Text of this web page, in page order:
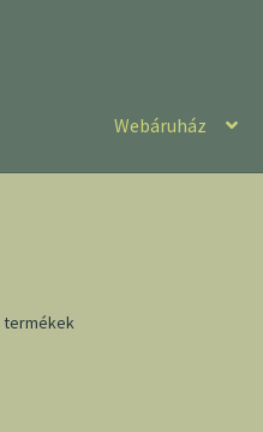
Webáruház
termékek